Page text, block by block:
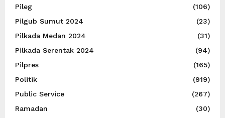
Pileg
(106)
Pilgub Sumut 2024
(23)
Pilkada Medan 2024
(31)
Pilkada Serentak 2024
(94)
Pilpres
(165)
Politik
(919)
Public Service
(267)
Ramadan
(30)